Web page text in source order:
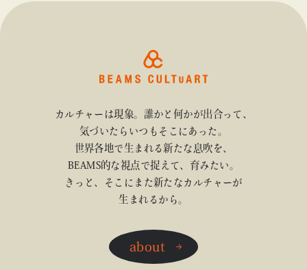
カルチャーは現象。誰かと何かが出合って、
気づいたらいつもそこにあった。
世界各地で生まれる新たな息吹を、
BEAMS的な視点で捉えて、育みたい。
きっと、そこにまた新たなカルチャーが
生まれるから。
about